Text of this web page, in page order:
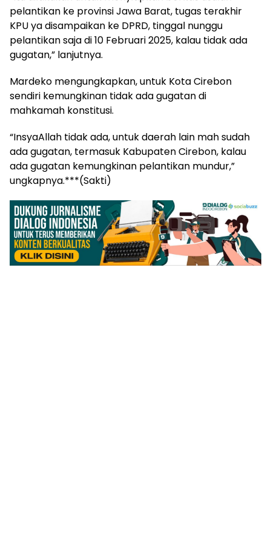
pelantikan ke provinsi Jawa Barat, tugas terakhir
KPU ya disampaikan ke DPRD, tinggal nunggu
pelantikan saja di 10 Februari 2025, kalau tidak ada
gugatan,” lanjutnya.
Mardeko mengungkapkan, untuk Kota Cirebon
sendiri kemungkinan tidak ada gugatan di
mahkamah konstitusi.
“InsyaAllah tidak ada, untuk daerah lain mah sudah
ada gugatan, termasuk Kabupaten Cirebon, kalau
ada gugatan kemungkinan pelantikan mundur,”
ungkapnya.***(Sakti)